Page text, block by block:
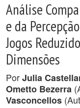
Análise
e da
Jogos
Dimensões
PorJulia
Ometto Bezerra
Vasconcellos